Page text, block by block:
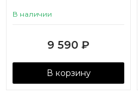
В наличии
9 590 ₽
В корзину